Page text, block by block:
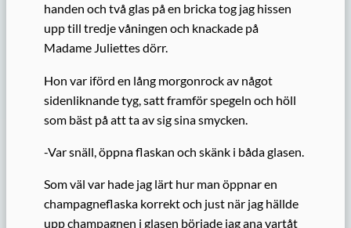
handen och två glas på en bricka tog jag hissen
upp till tredje våningen och knackade på
Madame Juliettes dörr.
Hon var iförd en lång morgonrock av något
sidenliknande tyg, satt framför spegeln och höll
som bäst på att ta av sig sina smycken.
-Var snäll, öppna flaskan och skänk i båda glasen.
Som väl var hade jag lärt hur man öppnar en
champagneflaska korrekt och just när jag hällde
upp champagnen i glasen började jag ana vartåt